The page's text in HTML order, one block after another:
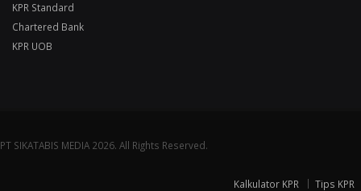
KPR Standard
Chartered Bank
KPR UOB
PT SIKATABIS MEDIA 2026. All Rights Reserved.
Kalkulator KPR Tips KPR